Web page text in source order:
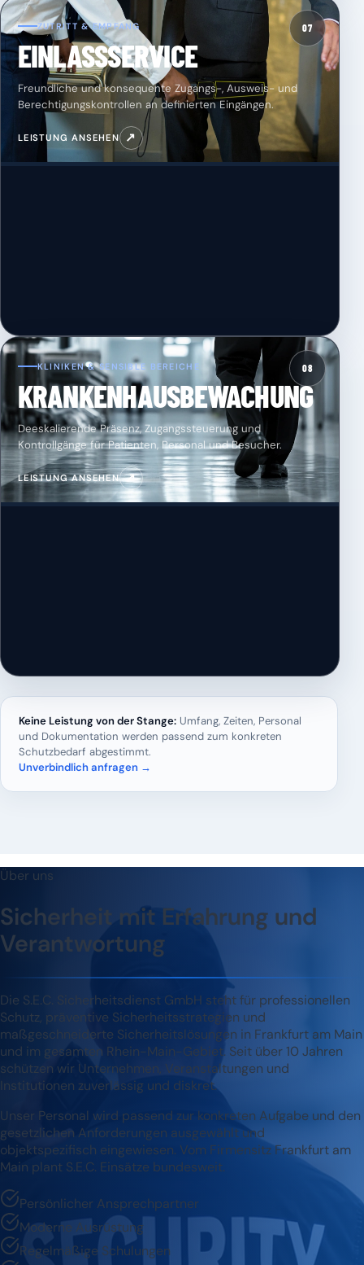
07
ZUTRITT & EMPFANG
EINLASSSERVICE
Freundliche und konsequente Zugangs-, Ausweis- und
Berechtigungskontrollen an definierten Eingängen.
LEISTUNG ANSEHEN ↗
08
KLINIKEN & SENSIBLE BEREICHE
KRANKENHAUSBEWACHUNG
Deeskalierende Präsenz, Zugangssteuerung und
Kontrollgänge für Patienten, Personal und Besucher.
LEISTUNG ANSEHEN ↗
Keine Leistung von der Stange: Umfang, Zeiten, Personal
und Dokumentation werden passend zum konkreten
Schutzbedarf abgestimmt.
Unverbindlich anfragen →
Über uns
Sicherheit mit Erfahrung und
Verantwortung
Die S.E.C. Sicherheitsdienst GmbH steht für professionellen
Schutz, präventive Sicherheitsstrategien und
maßgeschneiderte Sicherheitslösungen in Frankfurt am Main
und im gesamten Rhein-Main-Gebiet. Seit über 10 Jahren
schützen wir Unternehmen, Veranstaltungen und
Institutionen zuverlässig und diskret.
Unser Personal wird passend zur konkreten Aufgabe und den
gesetzlichen Anforderungen ausgewählt und
objektspezifisch eingewiesen. Vom Firmensitz Frankfurt am
Main plant S.E.C. Einsätze bundesweit.
Persönlicher Ansprechpartner
Moderne Ausrüstung
Regelmäßige Schulungen